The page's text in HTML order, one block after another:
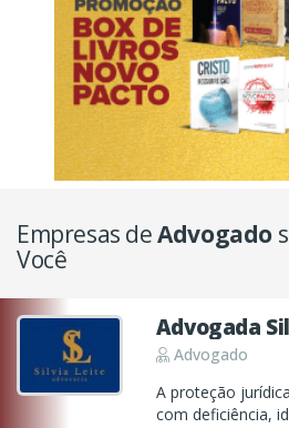
Empresas deAdvogado
Você
Advogada
Advogado
A proteção
com deficiência,